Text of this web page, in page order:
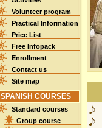
Volunteer program
Practical Information
Price List
Free Infopack
Enrollment
Contact us
Site map
SPANISH COURSES
Standard courses
Group course